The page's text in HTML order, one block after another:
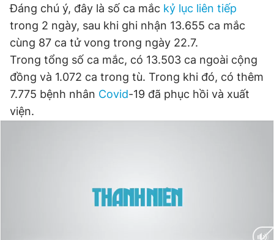
Đọc Thanh Niên trên điện thoại
0908 780 404
Chính sách bảo
Đáng chú ý, đây là số ca mắc kỷ lục liên tiếp
trong 2 ngày, sau khi ghi nhận 13.655 ca mắc
cùng 87 ca tử vong trong ngày 22.7.
Trong tổng số ca mắc, có 13.503 ca ngoài cộng
đồng và 1.072 ca trong tù. Trong khi đó, có thêm
7.775 bệnh nhân Covid-19 đã phục hồi và xuất
viện.